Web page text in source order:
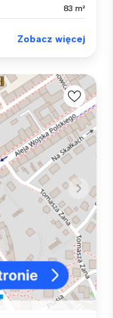
83 m²
Zobacz więcej